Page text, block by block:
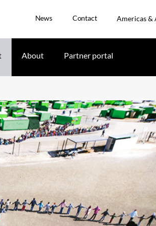
News Contact Americas &
About Partner portal